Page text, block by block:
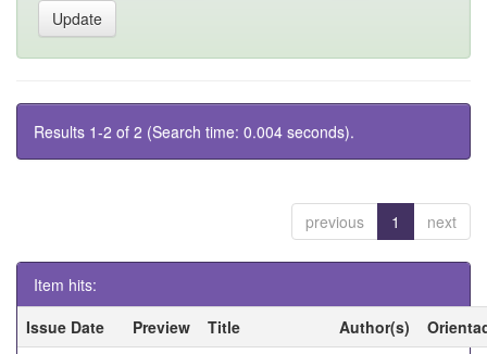
Results 1-2 of 2 (Search time: 0.004 seconds).
previous 1 next
Item hits:
Issue Date
Preview Title Author(s)